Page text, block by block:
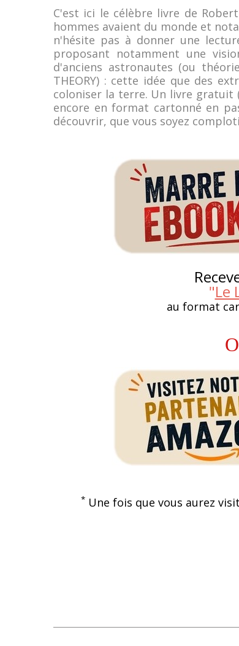
C'est ici le célèbre livre de
hommes avaient du monde et
n'hésite pas à donner une
proposant notamment une
d'anciens astronautes (ou
THEORY) : cette idée que des
coloniser la terre. Un livre
encore en format cartonné en
découvrir, que vous soyez
"Le
au format
* Une fois que vous aurez